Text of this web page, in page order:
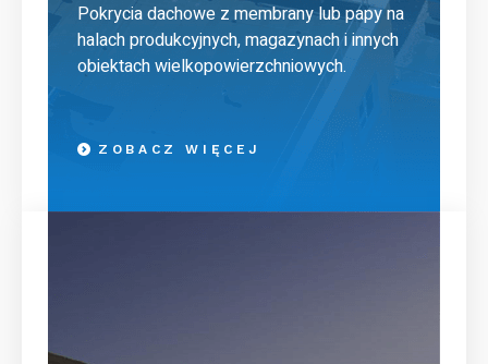
Pokrycia dachowe z membrany lub papy na
halach produkcyjnych, magazynach i innych
obiektach wielkopowierzchniowych.
ZOBACZ WIĘCEJ